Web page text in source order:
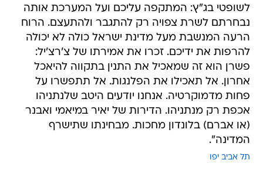
לשופטי בג"ץ: המתקפה עליכם ועל המערכת אותה
נבחרתם לשרת צפויה רק להתגבר ולהתעצם. הרוח
הרעה המנשבת מעל מדינת ישראל כולה לא יכולה
להרפות את ידיכם. זכרו את אמירתו של צ'רצ'יל:
פשרן הוא זה שמאכיל את התנין בתקווה להיאכל
אחרון. אל תאכילו את הפלנגות. אל תתפשרו על
פחות מדמוקרטיה. אנחנו יודעים היטב שלנתניהו
אכפת רק מנתניהו. הדירות של יאיר במיאמי ואבנר
(או אברם) בלונדון מחכות. מבחינתו שתישרף
המדינה".
תל אביב יפו